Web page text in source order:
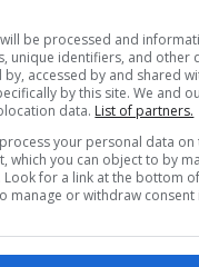
be processed and
unique identifiers, and other
accessed by and shared
by this site. We and
data. List of partners.
your personal data on
which you can object to by
for a link at the bottom
manage or withdraw consent